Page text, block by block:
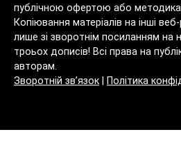
публічною офертою або
Копіювання матеріалів на інші
лише зі зворотнім посиланням на
троьох дописів! Всі права на
авторам.
Зворотній зв’язок
Політика